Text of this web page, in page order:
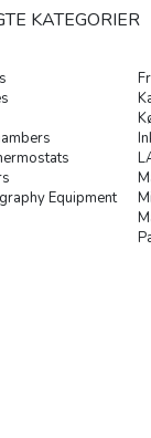
Equipment
KATEGORIER